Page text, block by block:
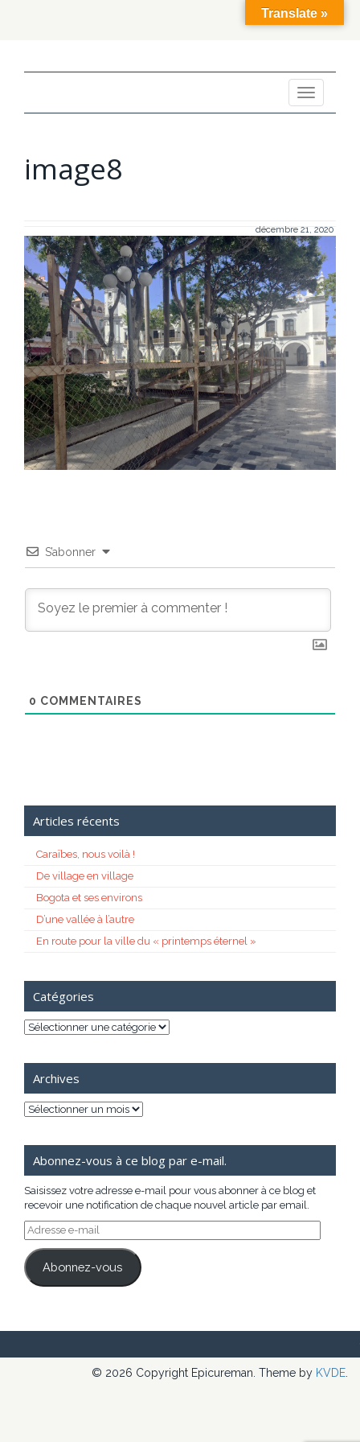
Toggle
navigation
image8
décembre 21, 2020
S’abonner
0 COMMENTAIRES
Articles récents
Caraïbes, nous voilà !
De village en village
Bogota et ses environs
D’une vallée à l’autre
En route pour la ville du « printemps éternel »
Catégories
Catégories
Archives
Archives
Abonnez-vous à ce blog par e-mail.
Saisissez votre adresse e-mail pour vous abonner à ce blog et
recevoir une notification de chaque nouvel article par email.
Adresse
e-
mail
Abonnez-vous
© 2026 Copyright Epicureman. Theme by KVDE
Translate »